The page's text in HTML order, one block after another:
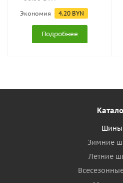
Экономия 4.20 BYN
Подробнее
Шины
Зимние
Летние